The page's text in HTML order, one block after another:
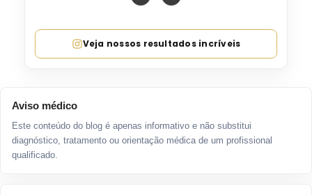
Veja nossos resultados incríveis
Aviso médico
Este conteúdo do blog é apenas informativo e não substitui
diagnóstico, tratamento ou orientação médica de um profissional
qualificado.